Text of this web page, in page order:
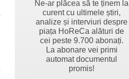
Ne-ar plăcea să te ținem la
curent cu ultimele știri,
analize și interviuri despre
piața HoReCa alături de
cei peste 9.700 abonați.
La abonare vei primi
automat documentul
promis!